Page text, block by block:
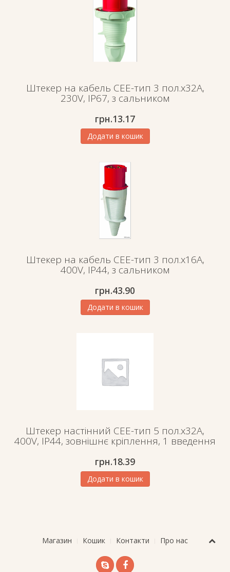
Штекер на кабель СЕЕ-тип 3 пол.х32А,
230V, IP67, з сальником
грн.13.17
Додати в кошик
Штекер на кабель СЕЕ-тип 3 пол.х16А,
400V, IP44, з сальником
грн.43.90
Додати в кошик
Штекер настінний СЕЕ-тип 5 пол.х32А,
400V, IP44, зовнішнє кріплення, 1 введення
грн.18.39
Додати в кошик
Магазин Кошик Контакти Про нас